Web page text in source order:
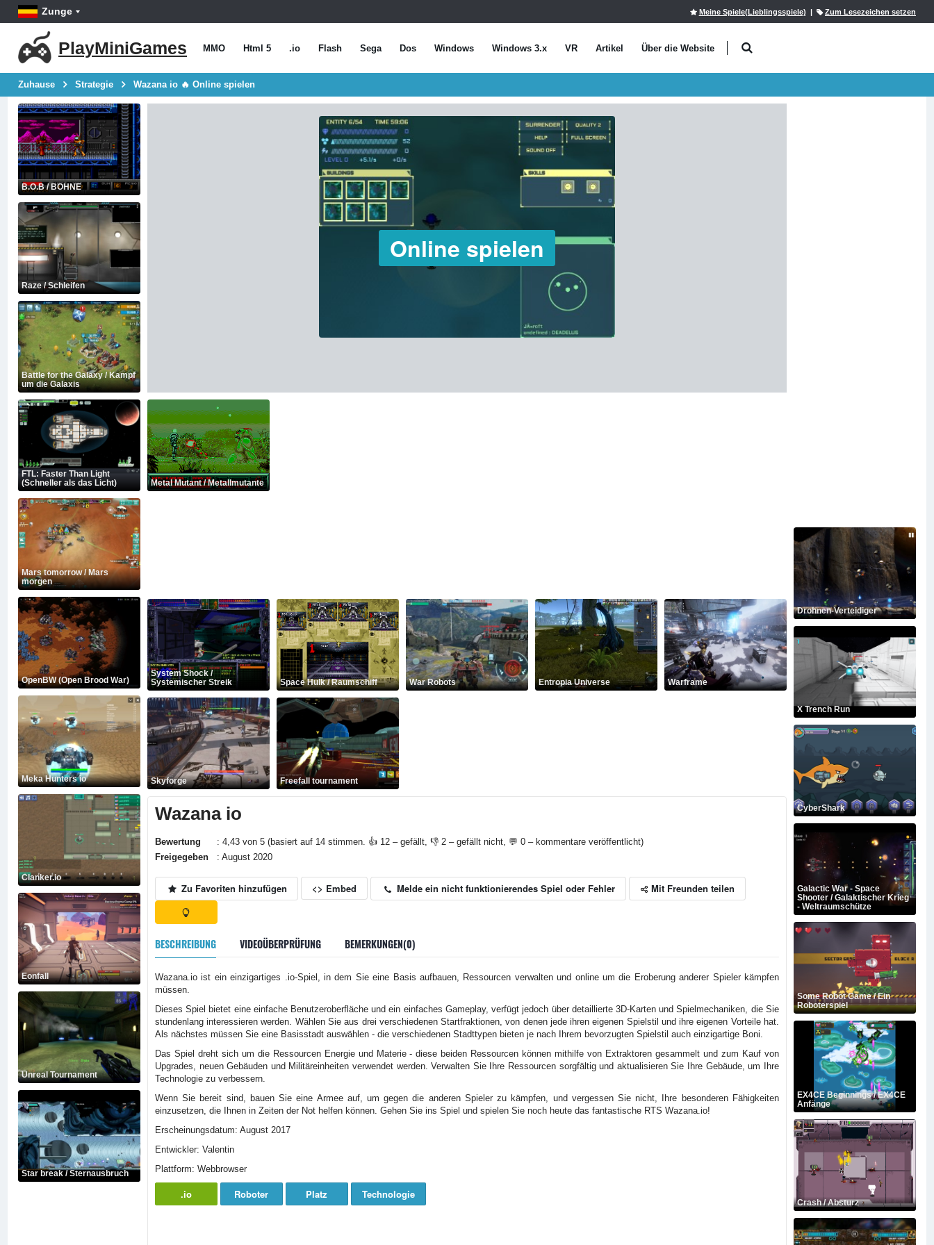
Zunge Meine Spiele(Lieblingsspiele) | Zum Lesezeichen setzen
PlayMiniGames MMO Html 5 .io Flash Sega Dos Windows Windows 3.x VR Artikel Über die Website
Zuhause Strategie Wazana io 🔥 Online spielen
B.O.B / BOHNE
Raze / Schleifen
Battle for the Galaxy / Kampf
um die Galaxis
FTL: Faster Than Light
(Schneller als das Licht)
Mars tomorrow / Mars
morgen
OpenBW (Open Brood War)
Meka Hunters io
Clanker.io
Eonfall
Unreal Tournament
Star break / Sternausbruch
Online spielen
Metal Mutant / Metallmutante
System Shock /
Systemischer Streik
Space Hulk / Raumschiff War Robots Entropia Universe Warframe
Skyforge Freefall tournament
Wazana io
Bewertung
: 4,43 von 5 (basiert auf 14 stimmen. 👍 12 – gefällt, 👎 2 – gefällt nicht, 💬 0 – kommentare veröffentlicht)
Freigegeben
: August 2020
Zu Favoriten hinzufügen <> Embed Melde ein nicht funktionierendes Spiel oder Fehler Mit Freunden teilen
BESCHREIBUNG VIDEOÜBERPRÜFUNG BEMERKUNGEN(0)
Wazana.io ist ein einzigartiges .io-Spiel, in dem Sie eine Basis aufbauen, Ressourcen verwalten und online um die Eroberung anderer Spieler kämpfen
müssen.
Dieses Spiel bietet eine einfache Benutzeroberfläche und ein einfaches Gameplay, verfügt jedoch über detaillierte 3D-Karten und Spielmechaniken, die Sie
stundenlang interessieren werden. Wählen Sie aus drei verschiedenen Startfraktionen, von denen jede ihren eigenen Spielstil und ihre eigenen Vorteile hat.
Als nächstes müssen Sie eine Basisstadt auswählen - die verschiedenen Stadttypen bieten je nach Ihrem bevorzugten Spielstil auch einzigartige Boni.
Das Spiel dreht sich um die Ressourcen Energie und Materie - diese beiden Ressourcen können mithilfe von Extraktoren gesammelt und zum Kauf von
Upgrades, neuen Gebäuden und Militäreinheiten verwendet werden. Verwalten Sie Ihre Ressourcen sorgfältig und aktualisieren Sie Ihre Gebäude, um Ihre
Technologie zu verbessern.
Wenn Sie bereit sind, bauen Sie eine Armee auf, um gegen die anderen Spieler zu kämpfen, und vergessen Sie nicht, Ihre besonderen Fähigkeiten
einzusetzen, die Ihnen in Zeiten der Not helfen können. Gehen Sie ins Spiel und spielen Sie noch heute das fantastische RTS Wazana.io!
Erscheinungsdatum: August 2017
Entwickler: Valentin
Plattform: Webbrowser
.io Roboter Platz Technologie
Drohnen-Verteidiger
X Trench Run
CyberShark
Galactic War - Space
Shooter / Galaktischer Krieg
- Weltraumschütze
Some Robot Game / Ein
Roboterspiel
EX4CE Beginnings / EX4CE
Anfänge
Crash / Absturz